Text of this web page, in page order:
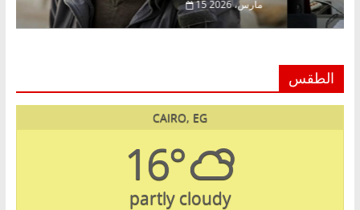
15 مارس، 2026
الطقس
CAIRO, EG
16°
partly cloudy